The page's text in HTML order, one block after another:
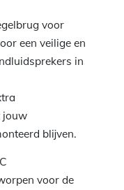
voor
een veilige en
in
jouw
blijven.
voor de